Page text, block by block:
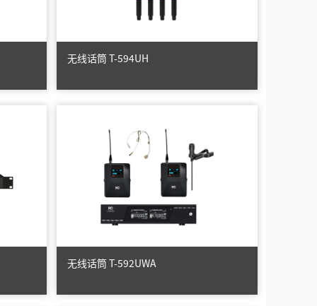
无线话筒 T-594UH
无线话筒 T-592UWA